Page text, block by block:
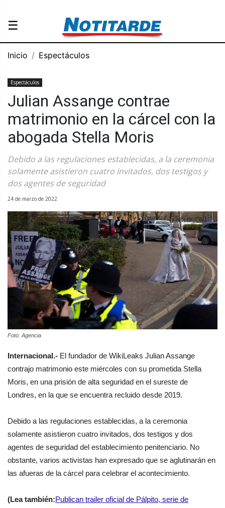
☰
Inicio Espectáculos
Espectáculos
Julian Assange contrae
matrimonio en la cárcel con la
abogada Stella Moris
Debido a las regulaciones establecidas, a la ceremonia
solamente asistieron cuatro invitados, dos testigos y
dos agentes de seguridad
24 de marzo de 2022
Foto: Agencia
Internacional.- El fundador de WikiLeaks Julian Assange
contrajo matrimonio este miércoles con su prometida Stella
Moris, en una prisión de alta seguridad en el sureste de
Londres, en la que se encuentra recluido desde 2019.
Debido a las regulaciones establecidas, a la ceremonia
solamente asistieron cuatro invitados, dos testigos y dos
agentes de seguridad del establecimiento penitenciario. No
obstante, varios activistas han expresado que se aglutinarán en
las afueras de la cárcel para celebrar el acontecimiento.
(Lea también:Publican trailer oficial de Pálpito, serie de